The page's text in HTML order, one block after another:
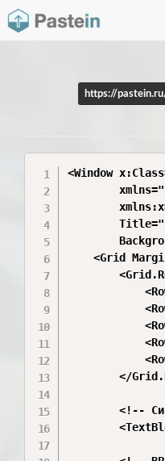
https://
<Window
<Grid
</
<!--